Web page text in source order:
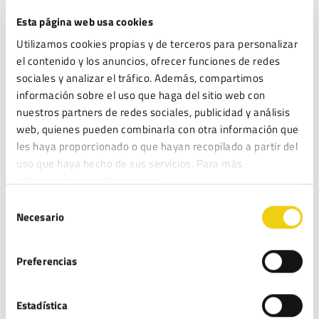
Esta página web usa cookies
Utilizamos cookies propias y de terceros para personalizar
el contenido y los anuncios, ofrecer funciones de redes
sociales y analizar el tráfico. Además, compartimos
información sobre el uso que haga del sitio web con
nuestros partners de redes sociales, publicidad y análisis
web, quienes pueden combinarla con otra información que
les haya proporcionado o que hayan recopilado a partir del
uso que haya hecho de sus servicios. Para más
información consulte nuestraPolítica de cookies.
Necesario
Preferencias
Estadística
Fundación Aspacia obtiene el ENS en categoría MEDIA: ciberseguridad
para proteger su misión social
Inteligencia Artificial en la organización: de la norma a la acción
ISO 27001: La guía para implementar un SGSI y proteger la información
de tu empresa
Lista Robinson: Qué es y cómo afecta a las campañas de marketing de tu
COMENTARIOS
Rodrigo Catalán
Protocolo de Acoso Laboral: ¿es obligatorio para
todas las empresas y en qué consiste?
Santaen Protocolo de Acoso Laboral: ¿es obligatorio para todas las